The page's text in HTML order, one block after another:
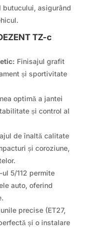
asigurând
TZ-c
Finisajul grafit
și sportivitate
optimă a jantei
și control al
de înaltă calitate
și coroziune,
ul 5/112 permite
auto, oferind
precise (ET27,
și o instalare